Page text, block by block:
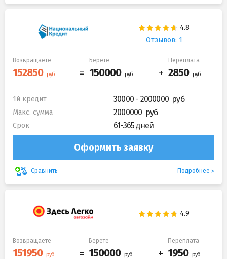
Отзывов: 1
Возвращаете Берете Переплата
1й кредит 30000 - 2000000
Макс. сумма 2000000
Срок 61-365 дней
Оформить заявку
Сравнить Подробнее
Возвращаете Берете Переплата